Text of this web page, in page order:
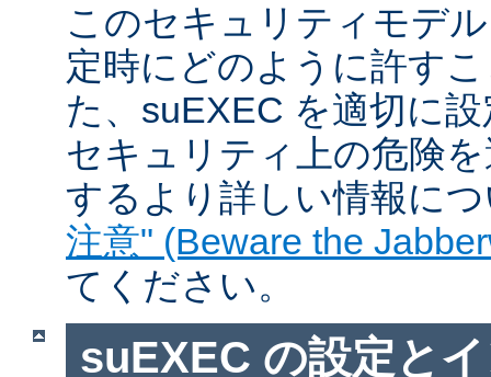
このセキュリティモデ
定時にどのように許す
た、suEXEC を適切に
セキュリティ上の危険
するより詳しい情報に
注意" (Beware the
てください。
suEXEC の設定と